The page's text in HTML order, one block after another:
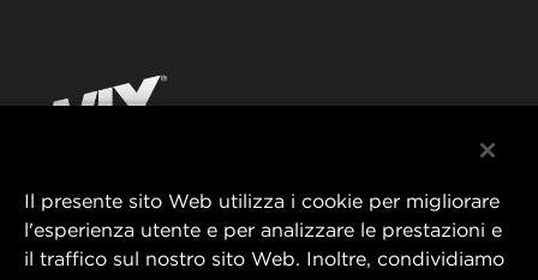
CONTATTACI
IMPRESSUM
YouTube
MANN+HUMMEL FT Poland
ul. Wrocławska 145,
Il presente sito Web utilizza i cookie per migliorare
l'esperienza utente e per analizzare le prestazioni e
il traffico sul nostro sito Web. Inoltre, condividiamo